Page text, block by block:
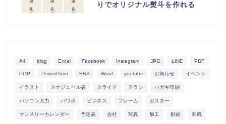
りでオリジナル熨斗を作れる
A4 blog Excel Facebook Instagram JPG LINE PDF
POP PowerPoint SNS Word youtube お知らせ イベント
イラスト スケジュール表 スライド チラシ ハガキ印刷
パソコン入力 パワポ ビジネス フレーム ポスター
マンスリーカレンダー 予定表 会社 写真 加工 動画 和風